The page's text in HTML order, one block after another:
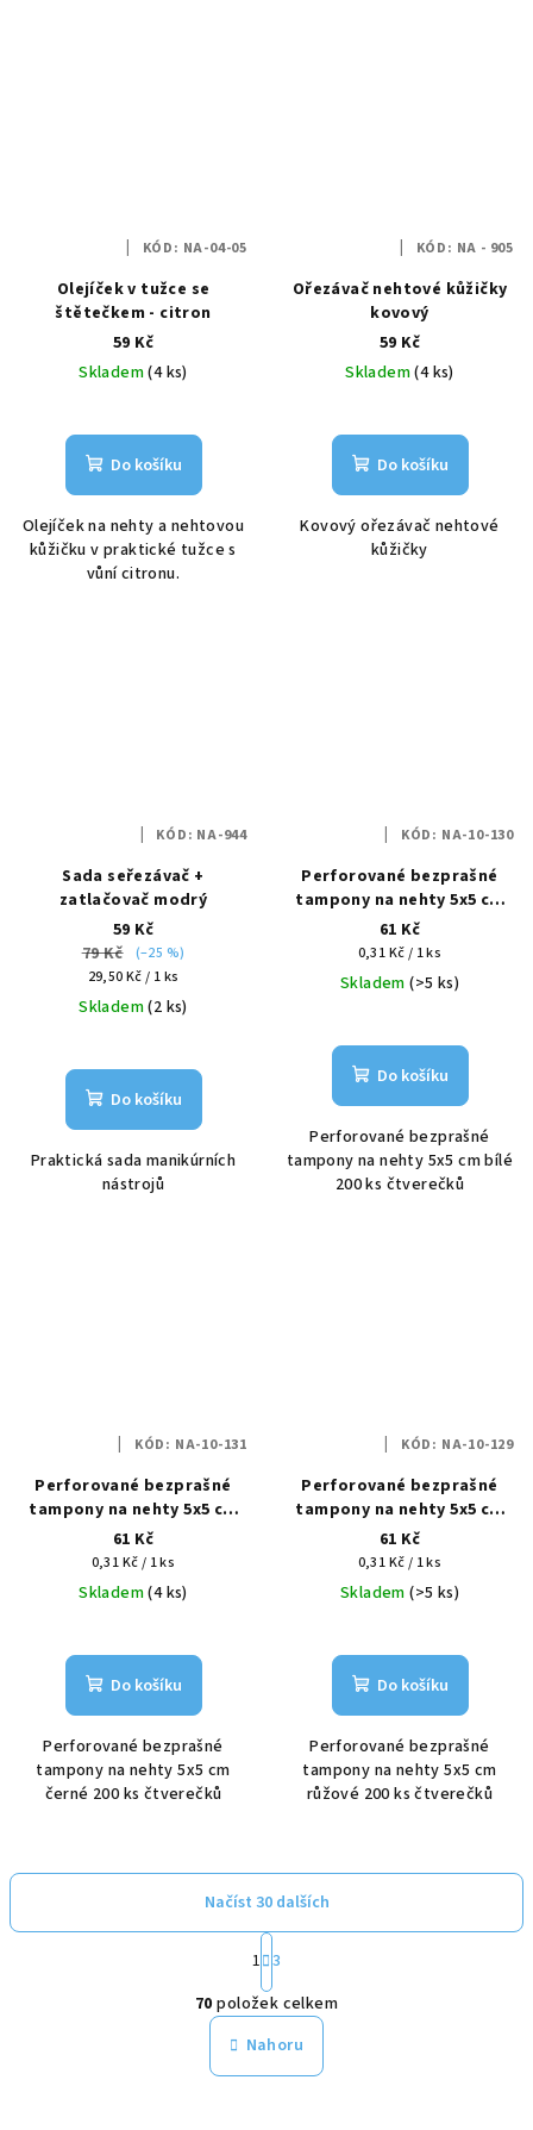
Olejíček v tužce se
štětečkem - citron
59 Kč
Skladem(4 ks)
Do košíku
Olejíček na nehty a nehtovou
kůžičku v praktické tužce s
vůní citronu.
KÓD: NA-04-05
Ořezávač nehtové kůžičky
kovový
59 Kč
Skladem(4 ks)
Do košíku
Kovový ořezávač nehtové
kůžičky
KÓD: NA - 905
Sada seřezávač +
zatlačovač modrý
59 Kč
79 Kč
(–25 %)
Měrná
cena:
29,50 Kč / 1 ks
Skladem(2 ks)
Do košíku
Praktická sada manikúrních
nástrojů
KÓD: NA-944
Perforované bezprašné
tampony na nehty 5x5 cm
12 vrstev v krabičce bílé
200 ks
61 Kč
Měrná
cena:
0,31 Kč / 1 ks
Skladem(>5 ks)
Do košíku
Perforované bezprašné
tampony na nehty 5x5 cm bílé
200 ks čtverečků
KÓD: NA-10-130
Perforované bezprašné
tampony na nehty 5x5 cm
12 vrstev v krabičce černé
200 ks
61 Kč
Měrná
cena:
0,31 Kč / 1 ks
Skladem(4 ks)
Do košíku
Perforované bezprašné
tampony na nehty 5x5 cm
černé 200 ks čtverečků
KÓD: NA-10-131
Perforované bezprašné
tampony na nehty 5x5 cm
12 vrstev v krabičce růžové
200 ks
61 Kč
Měrná
cena:
0,31 Kč / 1 ks
Skladem(>5 ks)
Do košíku
Perforované bezprašné
tampony na nehty 5x5 cm
růžové 200 ks čtverečků
KÓD: NA-10-129
O
v
l
á
Načíst 30 dalších
S
t
r
á
n
k
o
1 3
70 položek celkem
Nahoru